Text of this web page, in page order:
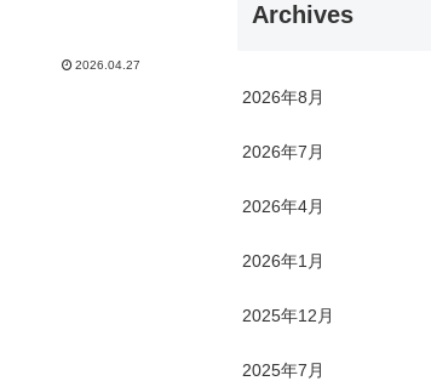
2026.04.27
Archives
2026年8月
2026年7月
2026年4月
2026年1月
2025年12月
2025年7月